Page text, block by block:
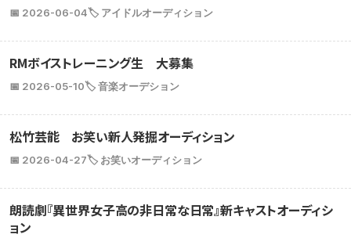
📅 2026-06-04🏷️ アイドルオーディション
RMボイストレーニング生 大募集
📅 2026-05-10🏷️ 音楽オーデション
松竹芸能 お笑い新人発掘オーディション
📅 2026-04-27🏷️ お笑いオーディション
朗読劇『異世界女子高の非日常な日常』新キャストオーディシ
ョン